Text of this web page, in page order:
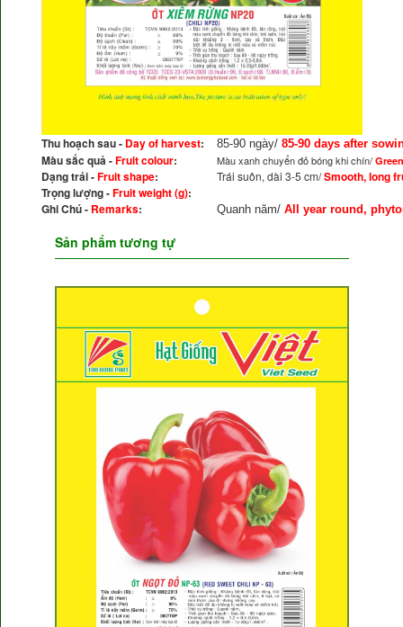
Thu hoạch sau - Day of harvest: 85-90 ngày/ 85-90 days after
Màu sắc quả -Fruit colour: Màu xanh chuyển đỏ bóng khi chín/
Dạng trái -Fruit shape: Trái suôn, dài 3-5 cm/Smooth, long
Trọng lượng -Fruit weight (g):
Ghi Chú - Remarks: Quanh năm/ All year round,
Sản phẩm tương tự